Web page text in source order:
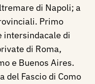
di Napoli; a
Primo
intersindacale di
di Roma,
e Buenos Aires.
del Fascio di Como